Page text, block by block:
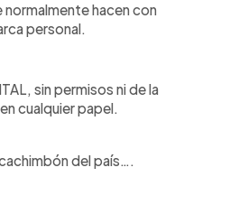
normalmente hacen con
personal.
sin permisos ni de la
cualquier papel.
del país….